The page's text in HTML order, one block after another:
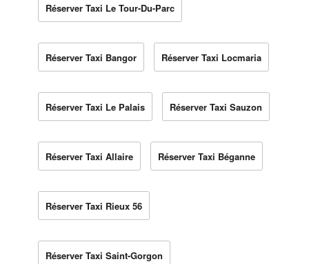
Réserver Taxi Le Tour-Du-Parc
Réserver Taxi Bangor Réserver Taxi Locmaria
Réserver Taxi Le Palais Réserver Taxi Sauzon
Réserver Taxi Allaire Réserver Taxi Béganne
Réserver Taxi Rieux 56
Réserver Taxi Saint-Gorgon